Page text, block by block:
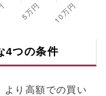
4つの条件
より高額での買い